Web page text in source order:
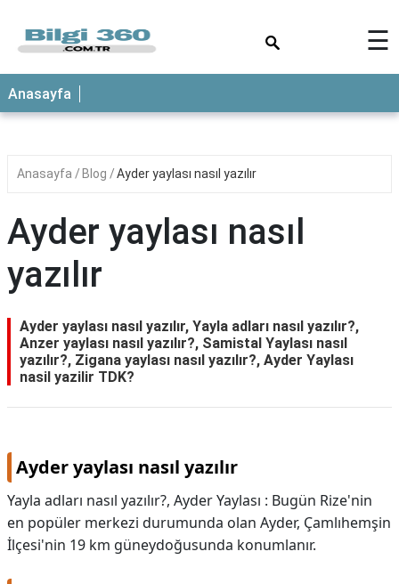
ANASAYFA
☰
Anasayfa
Anasayfa Blog Ayder yaylası nasıl yazılır
Ayder yaylası nasıl
yazılır
Ayder yaylası nasıl yazılır, Yayla adları nasıl yazılır?,
Anzer yaylası nasıl yazılır?, Samistal Yaylası nasıl
yazılır?, Zigana yaylası nasıl yazılır?, Ayder Yaylası
nasil yazilir TDK?
Ayder yaylası nasıl yazılır
Yayla adları nasıl yazılır?, Ayder Yaylası : Bugün Rize'nin
en popüler merkezi durumunda olan Ayder, Çamlıhemşin
İlçesi'nin 19 km güneydoğusunda konumlanır.